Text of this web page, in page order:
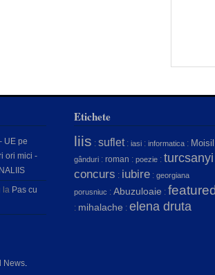
UE pe
ori mici -
la Pas cu
Etichete
liis : suflet: iasi : informatica : Moisil
gânduri : roman : poezie : turcsanyi
concurs : iubire : georgiana
porusniuc : Abuzuloaie : featured
: mihalache : elena druta
News.